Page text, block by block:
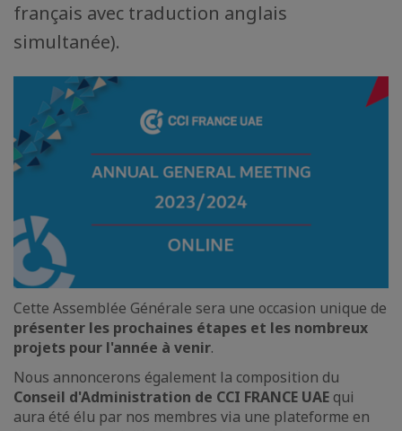
français avec traduction anglais
simultanée).
Cette Assemblée Générale sera une occasion unique de
présenter les prochaines étapes et les nombreux
projets pour l'année à venir.
Nous annoncerons également la composition du
Conseil d'Administration de CCI FRANCE UAE qui
aura été élu par nos membres via une plateforme en